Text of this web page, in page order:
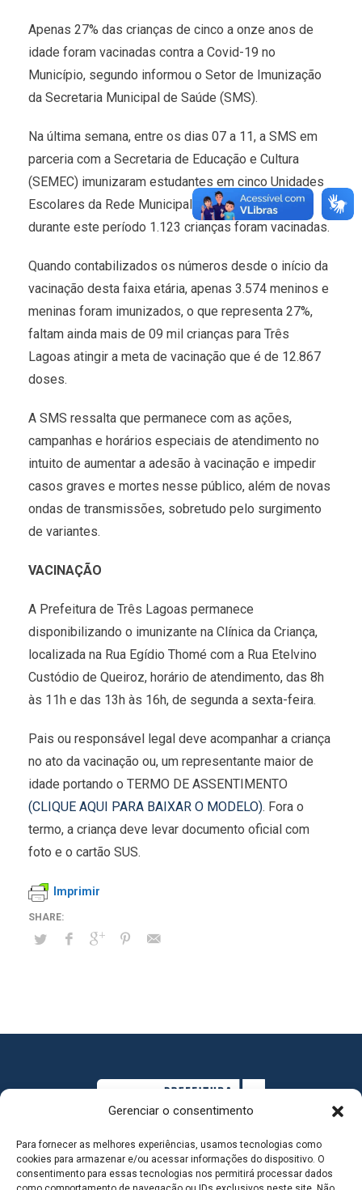
Gerenciar o consentimento
Para fornecer as melhores experiências, usamos tecnologias como
cookies para armazenar e/ou acessar informações do dispositivo. O
consentimento para essas tecnologias nos permitirá processar dados
Apenas 27% das crianças de cinco a onze anos de
idade foram vacinadas contra a Covid-19 no
Município, segundo informou o Setor de Imunização
da Secretaria Municipal de Saúde (SMS).
Na última semana, entre os dias 07 a 11, a SMS em
parceria com a Secretaria de Educação e Cultura
(SEMEC) imunizaram estudantes em cinco Unidades
Escolares da Rede Municipal de Ensino (REME),
durante este período 1.123 crianças foram vacinadas.
Quando contabilizados os números desde o início da
vacinação desta faixa etária, apenas 3.574 meninos e
meninas foram imunizados, o que representa 27%,
faltam ainda mais de 09 mil crianças para Três
Lagoas atingir a meta de vacinação que é de 12.867
doses.
A SMS ressalta que permanece com as ações,
campanhas e horários especiais de atendimento no
intuito de aumentar a adesão à vacinação e impedir
casos graves e mortes nesse público, além de novas
ondas de transmissões, sobretudo pelo surgimento
de variantes.
VACINAÇÃO
A Prefeitura de Três Lagoas permanece
disponibilizando o imunizante na Clínica da Criança,
localizada na Rua Egídio Thomé com a Rua Etelvino
Custódio de Queiroz, horário de atendimento, das 8h
às 11h e das 13h às 16h, de segunda a sexta-feira.
Pais ou responsável legal deve acompanhar a criança
no ato da vacinação ou, um representante maior de
idade portando o TERMO DE ASSENTIMENTO
(CLIQUE AQUI PARA BAIXAR O MODELO). Fora o
termo, a criança deve levar documento oficial com
foto e o cartão SUS.
Imprimir